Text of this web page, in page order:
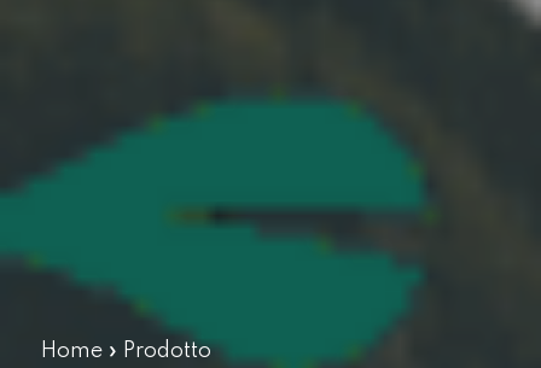
Home» Prodotto